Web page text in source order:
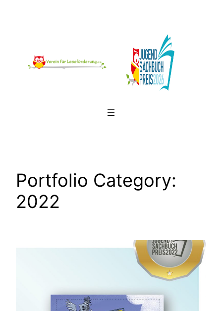
Portfolio Category:
2022